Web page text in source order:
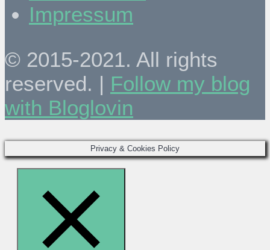
Impressum
© 2015-2021. All rights
reserved. | Follow my blog
with Bloglovin
Privacy & Cookies Policy